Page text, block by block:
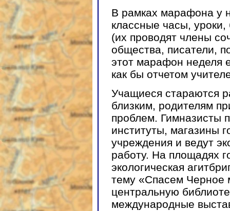
В рамках марафона у
классные часы,
(их проводят члены
общества, писатели,
этот марафон неделя
как бы отчетом
Учащиеся стараются
близким, родителям
проблем. Гимназисты
институты, магазины
учреждения и ведут
работу. На площадях
экологическая
тему «Спасем Черное
центральную
международные